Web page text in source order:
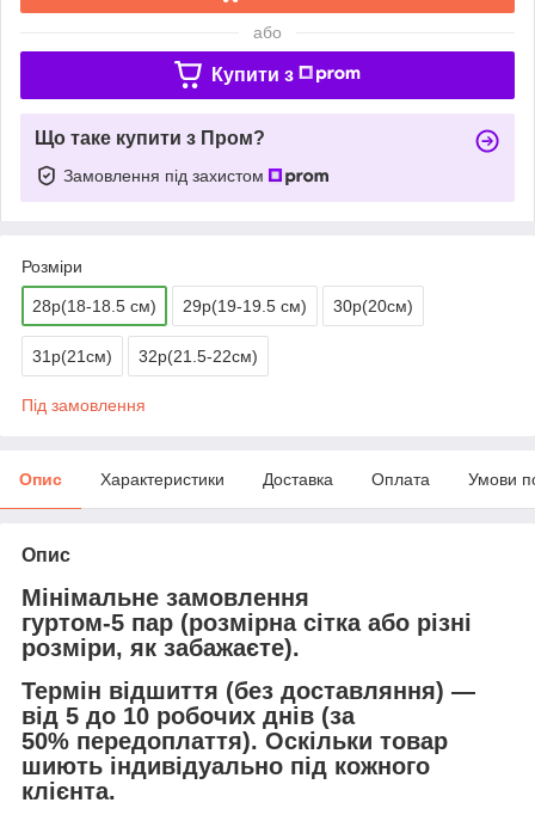
або
Купити з
Що таке купити з Пром?
Замовлення під захистом
Розміри
28р(18-18.5 см) 29р(19-19.5 см) 30р(20см)
31р(21см) 32р(21.5-22см)
Під замовлення
Опис Характеристики Доставка Оплата Умови
Опис
Мінімальне замовлення
гуртом-5 пар (розмірна сітка або різні
розміри, як забажаєте).
Термін відшиття (без доставляння) —
від 5 до 10 робочих днів (за
50% передоплаття). Оскільки товар
шиють індивідуально під кожного
клієнта.